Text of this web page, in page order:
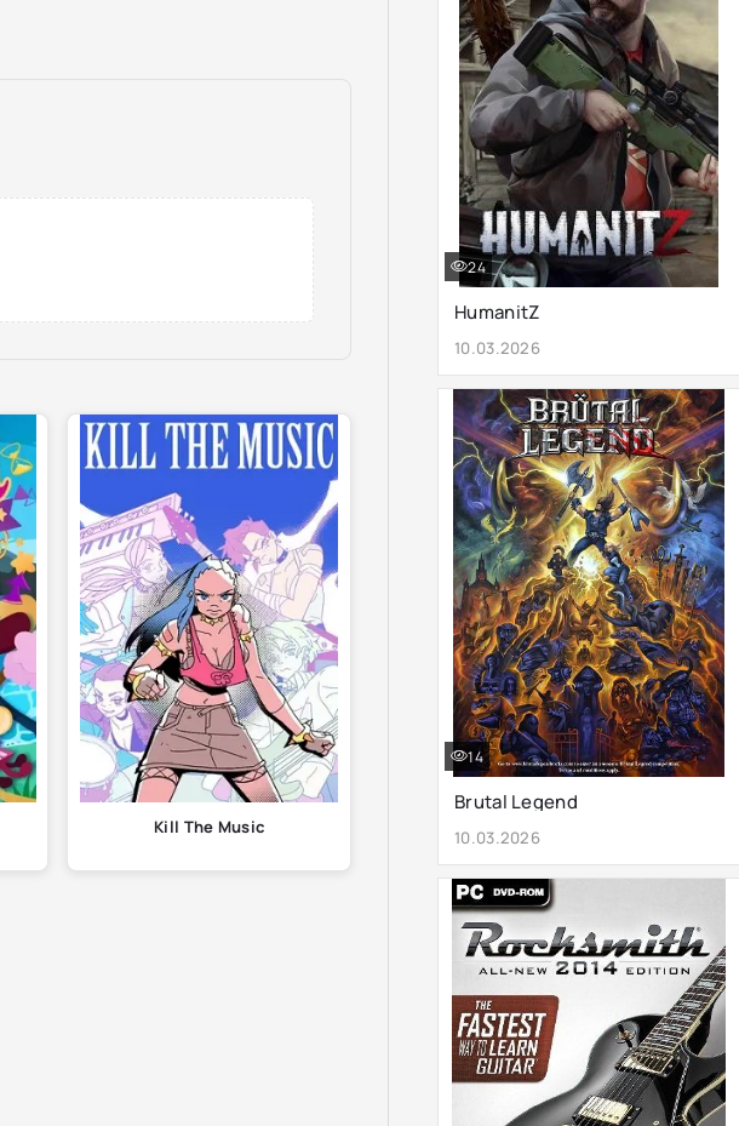
Kill The Music
HumanitZ
10.03.2026
24
Brutal Legend
10.03.2026
14